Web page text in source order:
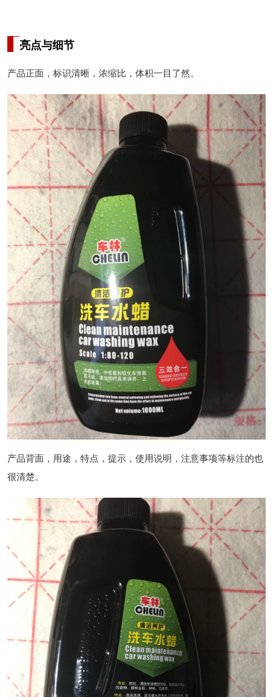
亮点与细节
产品正面，标识清晰，浓缩比，体积一目了然。
产品背面，用途，特点，提示，使用说明，注意事项等标注的也
很清楚。